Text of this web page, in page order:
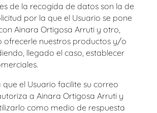
de la recogida de datos son la de
por la que el Usuario se pone
Ainara Ortigosa Arruti y otro,
ofrecerle nuestros productos y/o
llegado el caso, establecer
que el Usuario facilite su correo
a Ainara Ortigosa Arruti y
como medio de respuesta